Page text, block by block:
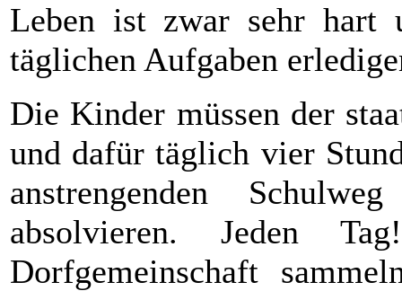
Leben ist zwar sehr hart
täglichen Aufgaben
Die Kinder müssen der
und dafür täglich vier
anstrengenden
absolvieren. Jeden
Dorfgemeinschaft